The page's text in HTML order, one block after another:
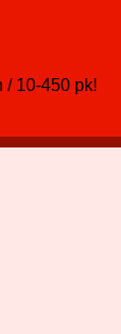
/ 10-450 pk!